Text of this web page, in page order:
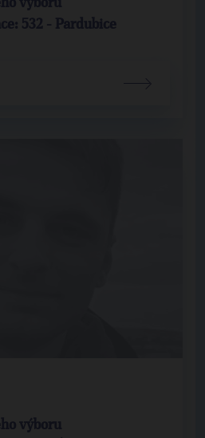
výboru
532 - Pardubice
výboru